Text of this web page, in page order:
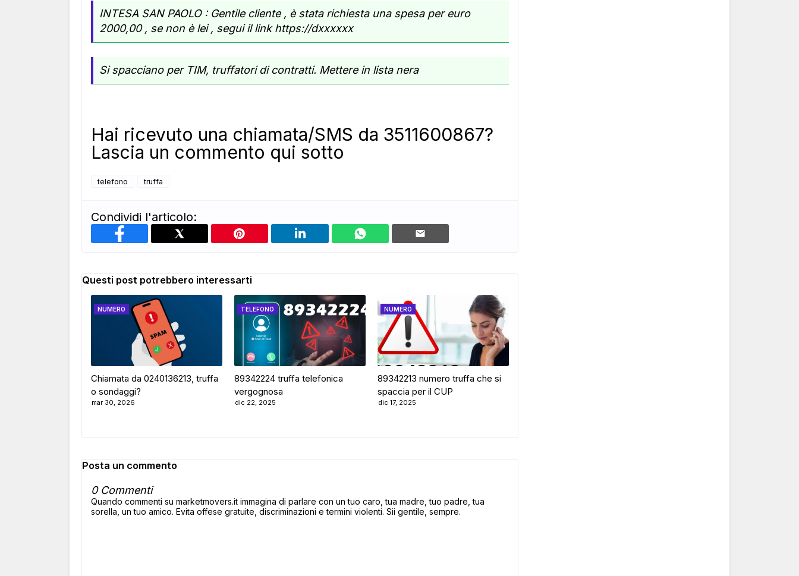
INTESA SAN PAOLO : Gentile cliente , è stata richiesta una spesa per euro
2000,00 , se non è lei , segui il link https://dxxxxxx
Si spacciano per TIM, truffatori di contratti. Mettere in lista nera
Hai ricevuto una chiamata/SMS da 3511600867?
Lascia un commento qui sotto
telefono truffa
Condividi l'articolo:
Questi post potrebbero interessarti
NUMERO
Chiamata da 0240136213, truffa
o sondaggi?
mar 30, 2026
TELEFONO
89342224 truffa telefonica
vergognosa
dic 22, 2025
NUMERO
89342213 numero truffa che si
spaccia per il CUP
dic 17, 2025
Posta un commento
0 Commenti
Quando commenti su marketmovers.it immagina di parlare con un tuo caro, tua madre, tuo padre, tua
sorella, un tuo amico. Evita offese gratuite, discriminazioni e termini violenti. Sii gentile, sempre.